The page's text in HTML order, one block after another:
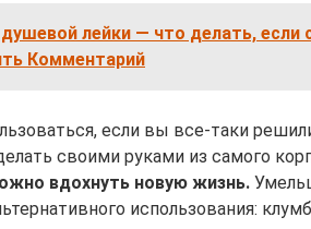
лейки — что делать, если
Комментарий
если вы все-таки
своими руками из самого
вдохнуть новую жизнь.
использования: